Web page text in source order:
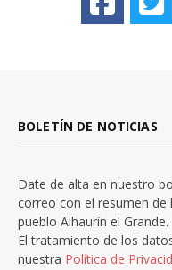
BOLETÍN DE NOTICIAS
Date de alta en nuestro
correo con el resumen
pueblo Alhaurín el Grande.
El tratamiento de los
nuestra Política de